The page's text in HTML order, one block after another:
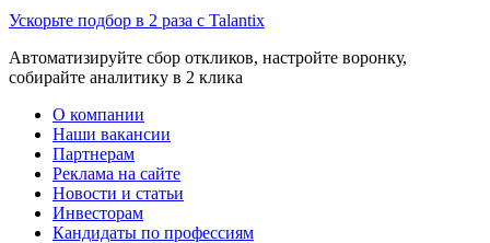
Ускорьте подбор в 2 раза с Talantix
Автоматизируйте сбор откликов, настройте воронку,
собирайте аналитику в 2 клика
О компании
Наши вакансии
Партнерам
Реклама на сайте
Новости и статьи
Инвесторам
Кандидаты по профессиям